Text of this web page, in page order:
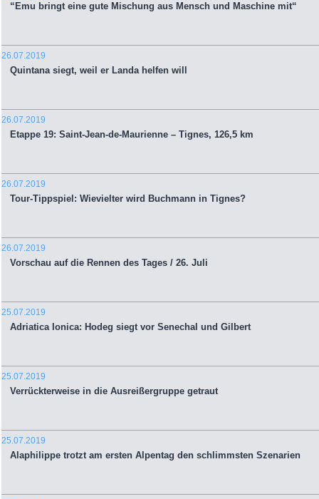
“Emu bringt eine gute Mischung aus Mensch und Maschine mit“
26.07.2019
Quintana siegt, weil er Landa helfen will
26.07.2019
Etappe 19: Saint-Jean-de-Maurienne – Tignes, 126,5 km
26.07.2019
Tour-Tippspiel: Wievielter wird Buchmann in Tignes?
26.07.2019
Vorschau auf die Rennen des Tages / 26. Juli
25.07.2019
Adriatica Ionica: Hodeg siegt vor Senechal und Gilbert
25.07.2019
Verrückterweise in die Ausreißergruppe getraut
25.07.2019
Alaphilippe trotzt am ersten Alpentag den schlimmsten Szenarien